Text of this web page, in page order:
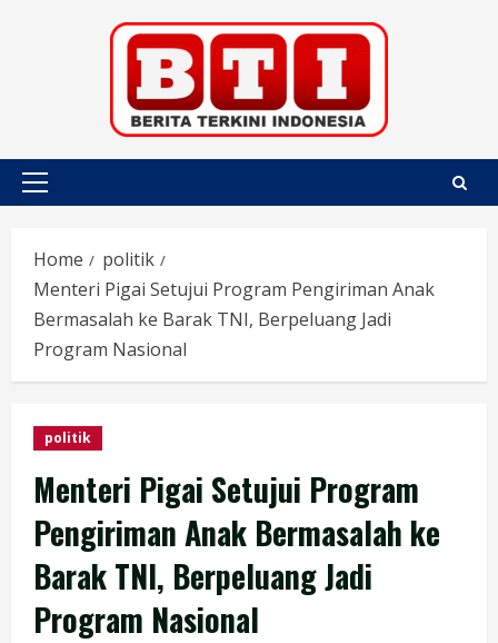
Primary
Home
politik
Menteri Pigai Setujui Program Pengiriman Anak
Bermasalah ke Barak TNI, Berpeluang Jadi
Program Nasional
politik
Menteri Pigai Setujui Program
Pengiriman Anak Bermasalah ke
Barak TNI, Berpeluang Jadi
Program Nasional